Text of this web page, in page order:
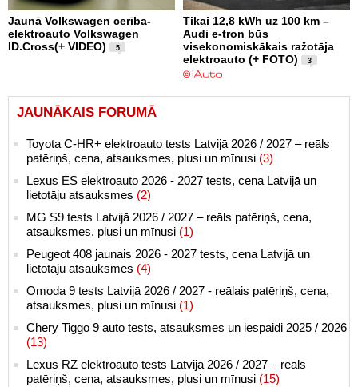
Jaunā Volkswagen cerība-
elektroauto Volkswagen
ID.Cross(+ VIDEO)
5
Tikai 12,8 kWh uz 100 km –
Audi e-tron būs
visekonomiskākais ražotāja
elektroauto (+ FOTO)
3
JAUNĀKAIS FORUMĀ
Toyota C-HR+ elektroauto tests Latvijā 2026 / 2027 – reāls
patēriņš, cena, atsauksmes, plusi un mīnusi (3)
Lexus ES elektroauto 2026 - 2027 tests, cena Latvijā un
lietotāju atsauksmes (2)
MG S9 tests Latvijā 2026 / 2027 – reāls patēriņš, cena,
atsauksmes, plusi un mīnusi (1)
Peugeot 408 jaunais 2026 - 2027 tests, cena Latvijā un
lietotāju atsauksmes (4)
Omoda 9 tests Latvijā 2026 / 2027 - reālais patēriņš, cena,
atsauksmes, plusi un mīnusi (1)
Chery Tiggo 9 auto tests, atsauksmes un iespaidi 2025 / 2026
(13)
Lexus RZ elektroauto tests Latvijā 2026 / 2027 – reāls
patēriņš, cena, atsauksmes, plusi un mīnusi (15)